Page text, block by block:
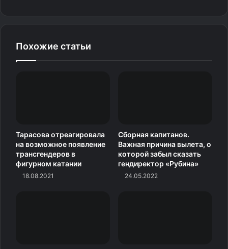
9 (9). Алекс де Минор (Австралия) — 1095
75 (75). Карен Хачанов (все — Россия) — 260.
Источник
Похожие статьи
Тарасова отреагировала
на возможное появление
трансгендеров в
фигурном катании
18.08.2021
Сборная капитанов.
Важная причина вылета, о
которой забыл сказать
гендиректор «Рубина»
24.05.2022